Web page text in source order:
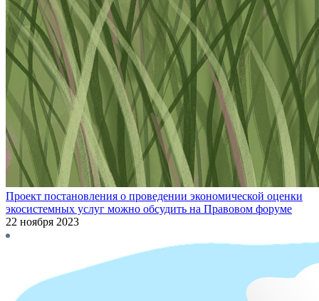
Проект постановления о проведении экономической оценки
экосистемных услуг можно обсудить на Правовом форуме
22 ноября 2023